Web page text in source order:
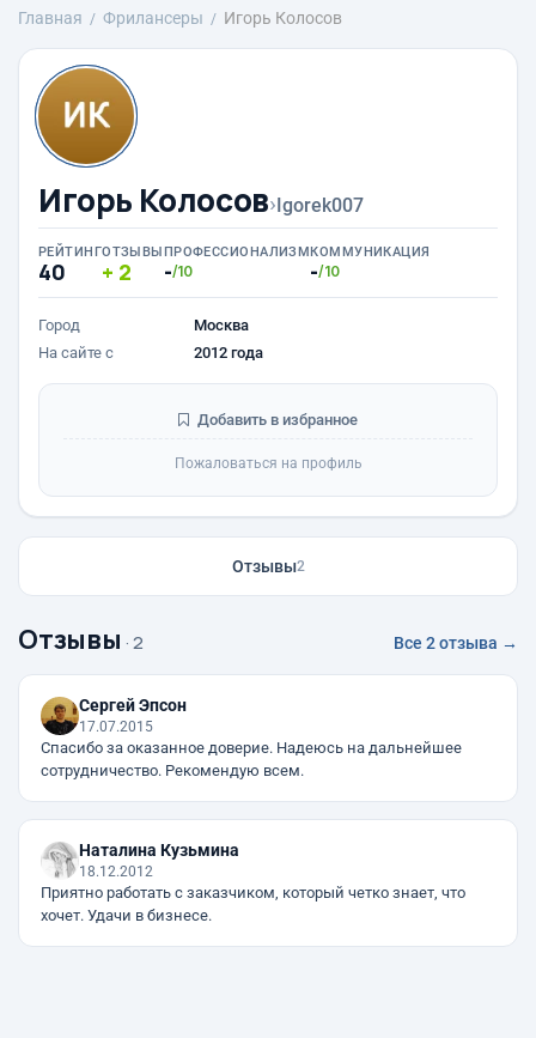
Главная Фрилансеры Игорь Колосов
Игорь Колосов›Igorek007
РЕЙТИНГ
40
ОТЗЫВЫ
2
ПРОФЕССИОНАЛИЗМ
-/10
КОММУНИКАЦИЯ
-/10
Город
Москва
На сайте с
2012 года
Добавить в избранное
Пожаловаться на профиль
Отзывы2
Отзывы · 2 Все 2 отзыва →
Сергей Эпсон
17.07.2015
Спасибо за оказанное доверие. Надеюсь на дальнейшее
сотрудничество. Рекомендую всем.
Наталина Кузьмина
18.12.2012
Приятно работать с заказчиком, который четко знает, что
хочет. Удачи в бизнесе.